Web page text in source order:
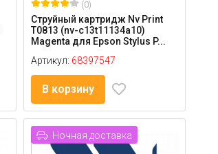
(0)
Струйный картридж Nv Print
T0813 (nv-c13t11134a10)
Magenta для Epson Stylus P...
Артикул: 68397547
В корзину
Ночная доставка